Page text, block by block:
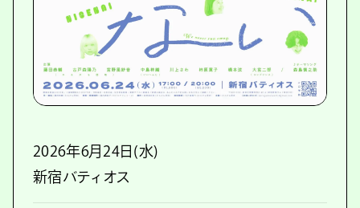
2026年6月24日(水)
新宿バティオス